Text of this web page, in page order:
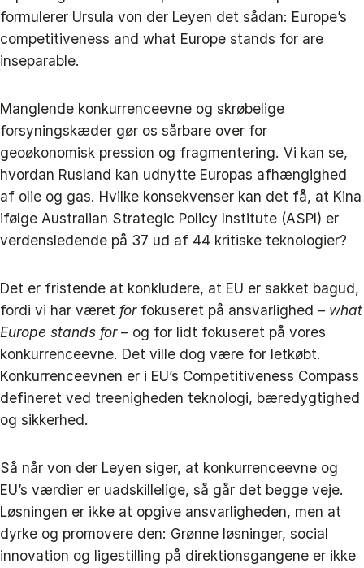
formulerer Ursula von der Leyen det sådan: Europe’s
competitiveness and what Europe stands for are
inseparable.
Manglende konkurrenceevne og skrøbelige
forsyningskæder gør os sårbare over for
geoøkonomisk pression og fragmentering. Vi kan se,
hvordan Rusland kan udnytte Europas afhængighed
af olie og gas. Hvilke konsekvenser kan det få, at Kina
ifølge Australian Strategic Policy Institute (ASPI) er
verdensledende på 37 ud af 44 kritiske teknologier?
Det er fristende at konkludere, at EU er sakket bagud,
fordi vi har været for fokuseret på ansvarlighed – what
Europe stands for– og for lidt fokuseret på vores
konkurrenceevne. Det ville dog være for letkøbt.
Konkurrenceevnen er i EU’s Competitiveness Compass
defineret ved treenigheden teknologi, bæredygtighed
og sikkerhed.
Så når von der Leyen siger, at konkurrenceevne og
EU’s værdier er uadskillelige, så går det begge veje.
Løsningen er ikke at opgive ansvarligheden, men at
dyrke og promovere den: Grønne løsninger, social
innovation og ligestilling på direktionsgangene er ikke